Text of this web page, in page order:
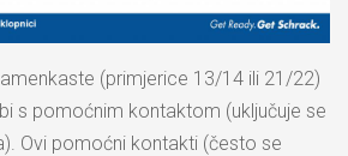
(primjerice 13/14 ili 21/22)
s pomoćnim kontaktom (uključuje se
Ovi pomoćni kontakti (često se